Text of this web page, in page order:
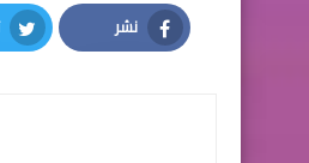
نشر
Facebook